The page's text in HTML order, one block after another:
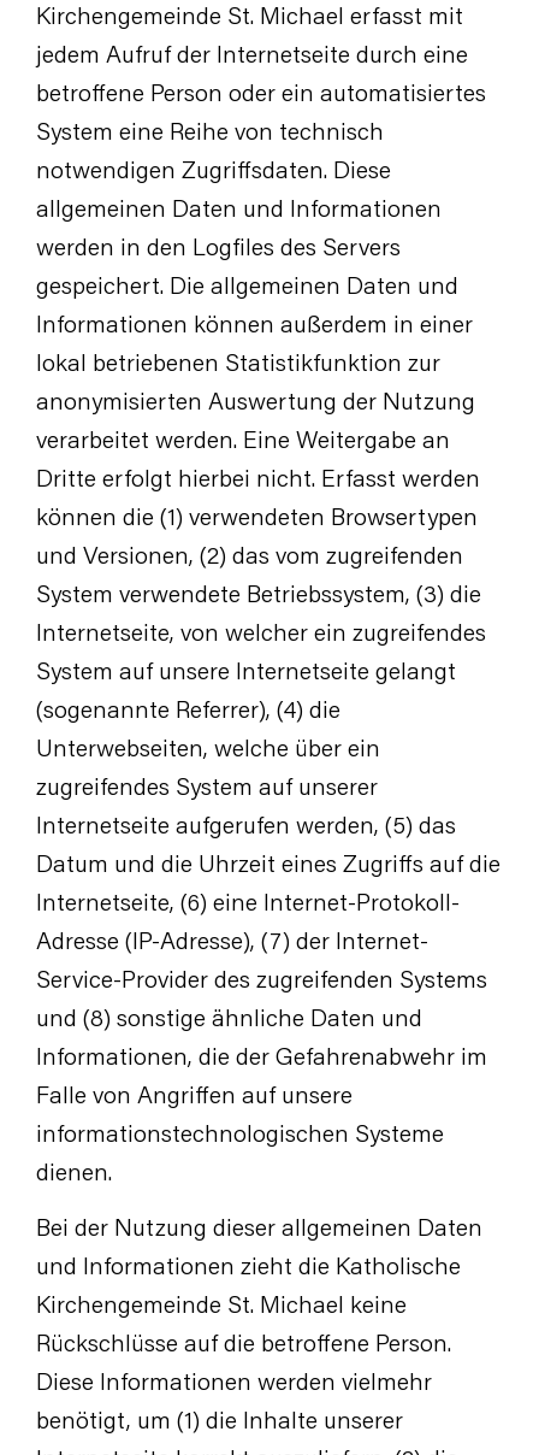
Kirchengemeinde St. Michael erfasst mit
jedem Aufruf der Internetseite durch eine
betroffene Person oder ein automatisiertes
System eine Reihe von technisch
notwendigen Zugriffsdaten. Diese
allgemeinen Daten und Informationen
werden in den Logfiles des Servers
gespeichert. Die allgemeinen Daten und
Informationen können außerdem in einer
lokal betriebenen Statistikfunktion zur
anonymisierten Auswertung der Nutzung
verarbeitet werden. Eine Weitergabe an
Dritte erfolgt hierbei nicht. Erfasst werden
können die (1) verwendeten Browsertypen
und Versionen, (2) das vom zugreifenden
System verwendete Betriebssystem, (3) die
Internetseite, von welcher ein zugreifendes
System auf unsere Internetseite gelangt
(sogenannte Referrer), (4) die
Unterwebseiten, welche über ein
zugreifendes System auf unserer
Internetseite aufgerufen werden, (5) das
Datum und die Uhrzeit eines Zugriffs auf die
Internetseite, (6) eine Internet-Protokoll-
Adresse (IP-Adresse), (7) der Internet-
Service-Provider des zugreifenden Systems
und (8) sonstige ähnliche Daten und
Informationen, die der Gefahrenabwehr im
Falle von Angriffen auf unsere
informationstechnologischen Systeme
dienen.
Bei der Nutzung dieser allgemeinen Daten
und Informationen zieht die Katholische
Kirchengemeinde St. Michael keine
Rückschlüsse auf die betroffene Person.
Diese Informationen werden vielmehr
benötigt, um (1) die Inhalte unserer